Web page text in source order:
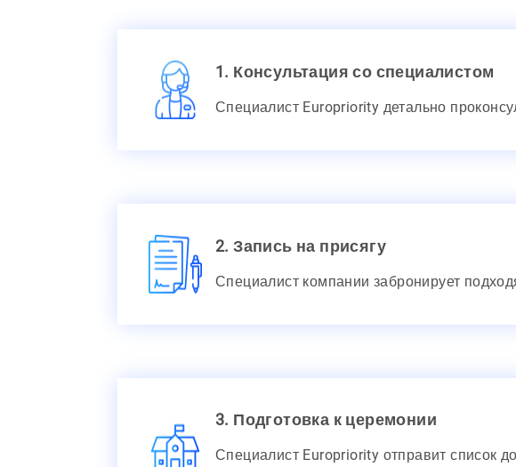
1. Консультация со специалистом
Специалист Europriority детально
2. Запись на присягу
Специалист компании забронирует
3. Подготовка к церемонии
Специалист Europriority отправит список